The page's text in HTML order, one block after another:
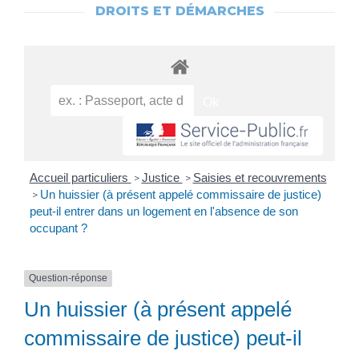
DROITS ET DÉMARCHES
Accueil particuliers > Justice > Saisies et recouvrements
> Un huissier (à présent appelé commissaire de justice)
peut-il entrer dans un logement en l'absence de son
occupant ?
Question-réponse
Un huissier (à présent appelé
commissaire de justice) peut-il